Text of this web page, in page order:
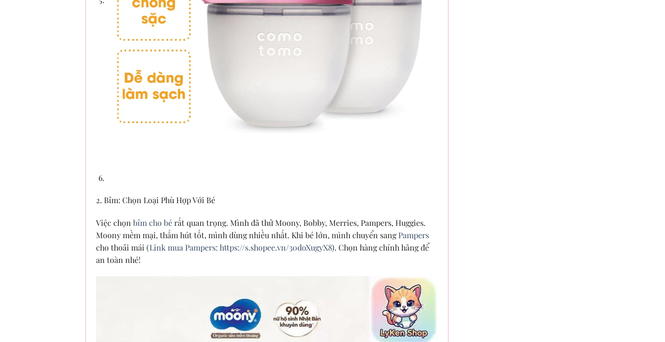
2. Bỉm: Chọn Loại Phù Hợp Với Bé
Việc chọn bỉm cho bérất quan trọng. Mình đã thử Moony, Bobby, Merries, Pampers, Huggies.
Moony mềm mại, thấm hút tốt, mình dùng nhiều nhất. Khi bé lớn, mình chuyển sangPampers
cho thoải mái (Link mua Pampers: https://s.shopee.vn/30doXugyX8). Chọn hàng chính hãng để
an toàn nhé!